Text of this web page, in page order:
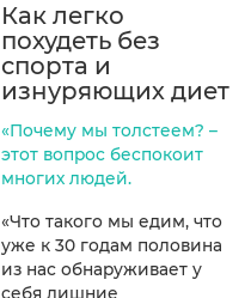
Как легко
похудеть без
спорта и
изнуряющих диет
«Почему мы толстеем? –
этот вопрос беспокоит
многих людей.
«Что такого мы едим, что
уже к 30 годам половина
из нас обнаруживает у
себя лишние